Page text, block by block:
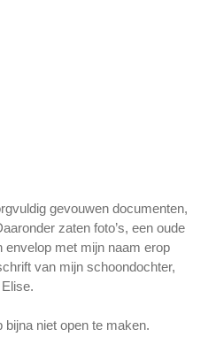
gevouwen documenten,
zaten foto’s, een oude
envelop met mijn naam erop
van mijn schoondochter,
Elise.
bijna niet open te maken.